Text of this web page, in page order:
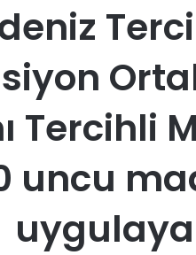
Tercihli
uncu